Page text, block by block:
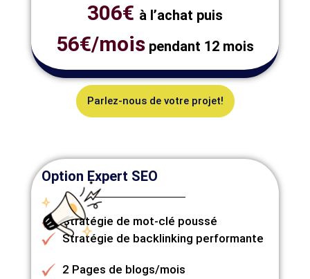
306€ à l’achat puis
56€/mois pendant 12 mois
Parlez-nous de votre projet!
Option Expert SEO
Stratégie de mot-clé poussé
Stratégie de backlinking performante
2 Pages de blogs/mois